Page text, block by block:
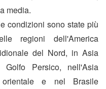
media.
condizioni sono state più
regioni dell'America
del Nord, in Asia
Persico, nell'Asia
orientale e nel Brasile